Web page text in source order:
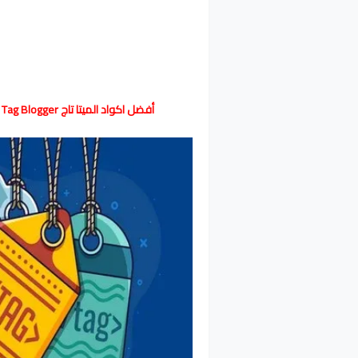
أفضل اكواد الميتا تاج Meta Tag Blogger لنشر السليم في مواقع تواصل الاجتماعي بدون حظر